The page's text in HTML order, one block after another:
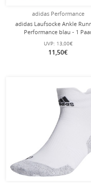
adidas Performance
adidas Laufsocke Ankle
Performance blau - 1
UVP: 13,00€
11,50€